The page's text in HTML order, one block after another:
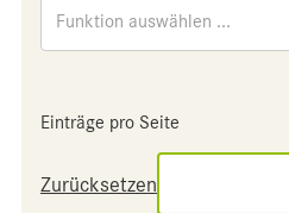
Funktion auswählen ...
Einträge pro Seite
Zurücksetzen